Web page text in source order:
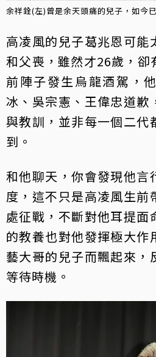
余祥銓(左)曾是余天頭痛的兒子，如今
高凌風的兒子葛兆恩可能
和父喪，雖然才26歲，卻
前陣子發生烏龍酒駕，
冰、吳宗憲、王偉忠道歉
與教訓，並非每一個二代
到。
和他聊天，你會發現他言
度，這不只是高凌風生前
處征戰，不斷對他耳提面
的教養也對他發揮極大作
藝大哥的兒子而飄起來，
等待時機。